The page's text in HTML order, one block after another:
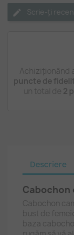
Scrie-ți
Achiziționând
puncte de
un total de 2
Descriere
Cabochon
Cabochon
bust de
baza